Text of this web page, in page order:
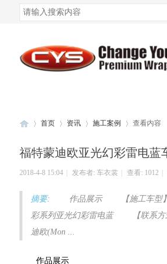
微博登录
车 ›
首页
›
资讯
›
施工案例 查看内容
福特蒙迪欧亚光幻彩雷电蓝
2018-4-8 15:04 发布者: 车衣裳 查看: 1012
摘要: 作品展示 【施工车型】
彩系列亚光幻彩雷电蓝 【联系
迪欧(Mon ...
作品展示